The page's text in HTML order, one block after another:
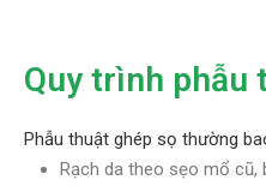
Quy trình phẫu
Phẫu thuật ghép sọ thường
Rạch da theo sẹo mổ